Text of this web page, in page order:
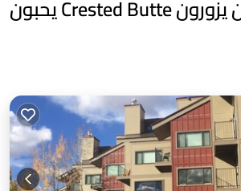
الأشخاص الذين يزورون Crested Butte يحبون